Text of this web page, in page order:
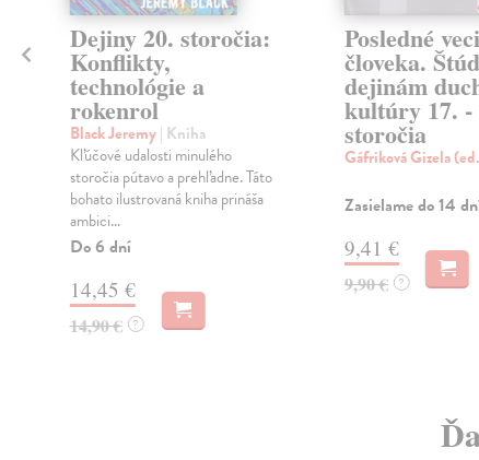
Dejiny 20. storočia:
Konflikty,
technológie a
rokenrol
Black Jeremy| Kniha
Kľúčové udalosti minulého
storočia pútavo a prehľadne. Táto
bohato ilustrovaná kniha prináša
ambici...
Do 6 dní
14,45 €
14,90 € ?
Posledné veci
človeka.
dejinám
kultúry 17. -
storočia
Gáfriková Gizela
Zasielame do 14
9,41 €
9,90 € ?